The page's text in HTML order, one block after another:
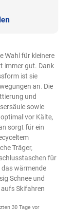
Wahl für kleinere
immer gut. Dank
ist sie
an. Die
und
sowie
vor Kälte,
sorgt für ein
Träger,
für
das wärmende
Schnee und
Skifahren
30 Tage vor